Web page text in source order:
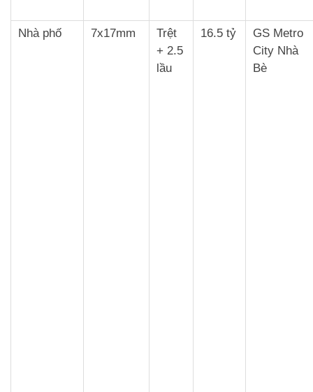
Nhà phố 7x17mm
Trệt
+ 2.5
lầu
16.5 tỷ
GS Metro
City Nhà
Bè